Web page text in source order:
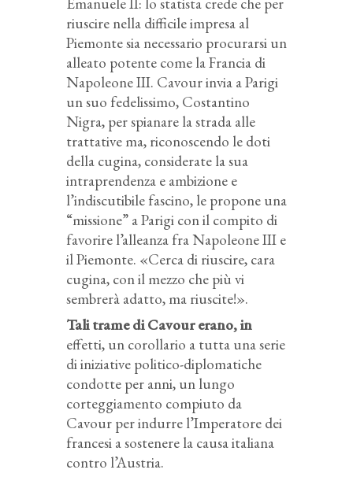
riuscire nella difficile impresa al
Piemonte sia necessario procurarsi un
alleato potente come la Francia di
Napoleone III. Cavour invia a Parigi
un suo fedelissimo, Costantino
Nigra, per spianare la strada alle
trattative ma, riconoscendo le doti
della cugina, considerate la sua
intraprendenza e ambizione e
l’indiscutibile fascino, le propone una
“missione” a Parigi con il compito di
favorire l’alleanza fra Napoleone III e
il Piemonte. «Cerca di riuscire, cara
cugina, con il mezzo che più vi
sembrerà adatto, ma riuscite!».
Tali trame di Cavour erano, in
effetti, un corollario a tutta una serie
di iniziative politico-diplomatiche
condotte per anni, un lungo
corteggiamento compiuto da
Cavour per indurre l’Imperatore dei
francesi a sostenere la causa italiana
contro l’Austria.